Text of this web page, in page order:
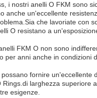
i nostri anelli O FKM sono
anche un'eccellente
che lavoriate con
O resistano a
FKM O non sono
anni anche in condizioni
fornire un'eccellente
larghezza superiore
esigenze.